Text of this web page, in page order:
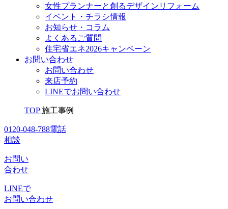
女性プランナーと創るデザインリフォーム
イベント・チラシ情報
お知らせ・コラム
よくあるご質問
住宅省エネ2026キャンペーン
お問い合わせ
お問い合わせ
来店予約
LINEでお問い合わせ
TOP 施工事例
0120-048-788電話
相談
お問い
合わせ
LINEで
お問い合わせ